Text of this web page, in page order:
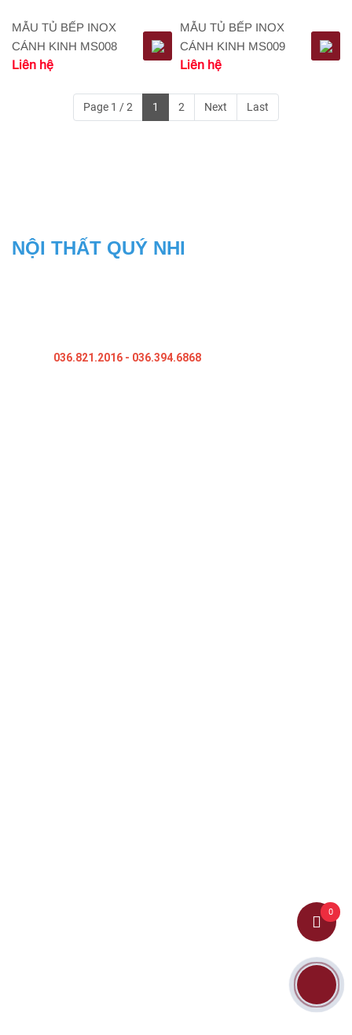
MẪU TỦ BẾP INOX
CÁNH KINH MS008
Liên hệ
MẪU TỦ BẾP INOX
CÁNH KINH MS009
Liên hệ
Page 1 / 2 1 2 Next Last
NỘI THẤT QUÝ NHI
036.821.2016 - 036.394.6868
0